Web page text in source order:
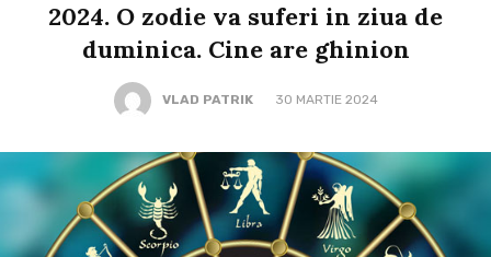
2024. O zodie va suferi in ziua de
duminica. Cine are ghinion
VLAD PATRIK 30 MARTIE 2024